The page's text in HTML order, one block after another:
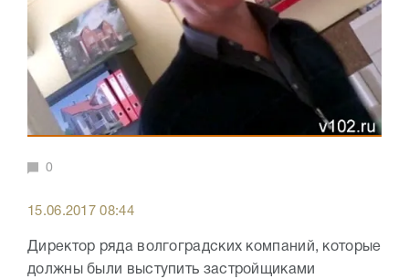
0
15.06.2017 08:44
Директор ряда волгоградских компаний, которые
должны были выступить застройщиками